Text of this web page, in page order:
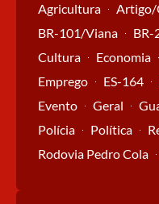
Agricultura Artigo/
BR-101/Viana
BR-
Cultura
Economia
Emprego
ES-164
Evento
Geral
Polícia
Política
Rodovia Pedro Cola